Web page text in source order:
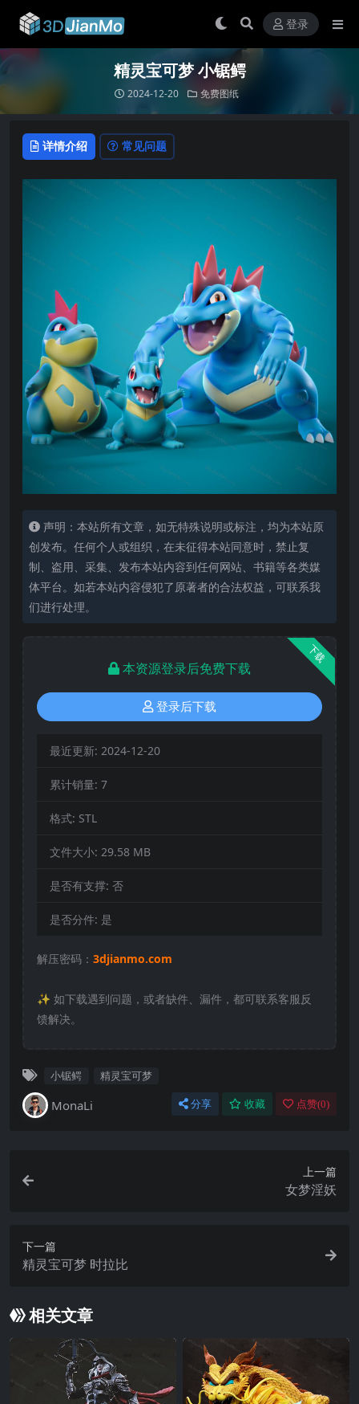
登录
精灵宝可梦 小锯鳄
2024-12-20 免费图纸
详情介绍 常见问题
声明：本站所有文章，如无特殊说明或标注，均为本站原
创发布。任何个人或组织，在未征得本站同意时，禁止复
制、盗用、采集、发布本站内容到任何网站、书籍等各类媒
体平台。如若本站内容侵犯了原著者的合法权益，可联系我
们进行处理。
下载
本资源登录后免费下载
登录后下载
最近更新: 2024-12-20
累计销量: 7
格式: STL
文件大小: 29.58 MB
是否有支撑: 否
是否分件: 是
解压密码： 3djianmo.com
✨️ 如下载遇到问题，或者缺件、漏件，都可联系客服反
馈解决。
小锯鳄 精灵宝可梦
MonaLi 分享 收藏 点赞(0)
上一篇
女梦淫妖
下一篇
精灵宝可梦 时拉比
相关文章